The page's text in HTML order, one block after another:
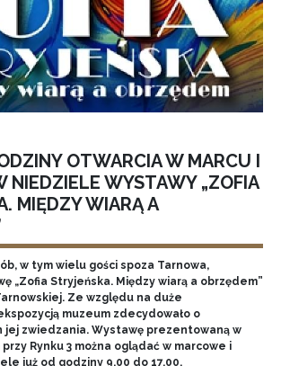
OTWARCIA W MARCU I
NIEDZIELE WYSTAWY „ZOFIA
MIĘDZY WIARĄ A
w tym wielu gości spoza Tarnowa,
„Zofia Stryjeńska. Między wiarą a obrzędem”
Ze względu na duże
muzeum zdecydowało o
jej zwiedzania. Wystawę prezentowaną w
Rynku 3 można oglądać w marcowe i
już od godziny 9.00 do 17.00.